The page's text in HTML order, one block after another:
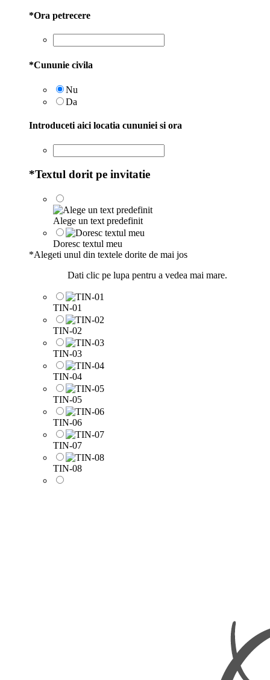
*Ora petrecere
*Cununie civila
Nu
Da
Introduceti aici locatia cununiei si ora
*Textul dorit pe invitatie
Alege un text predefinit
Doresc textul meu
*Alegeti unul din textele dorite de mai jos
Dati clic pe lupa pentru a vedea mai mare.
TIN-01
TIN-02
TIN-03
TIN-04
TIN-05
TIN-06
TIN-07
TIN-08